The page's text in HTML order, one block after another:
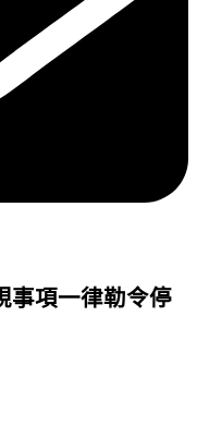
事項一律勒令停